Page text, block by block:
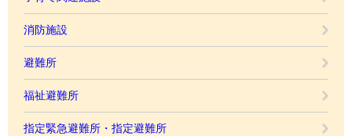
消防施設
避難所
福祉避難所
指定緊急避難所・指定避難所